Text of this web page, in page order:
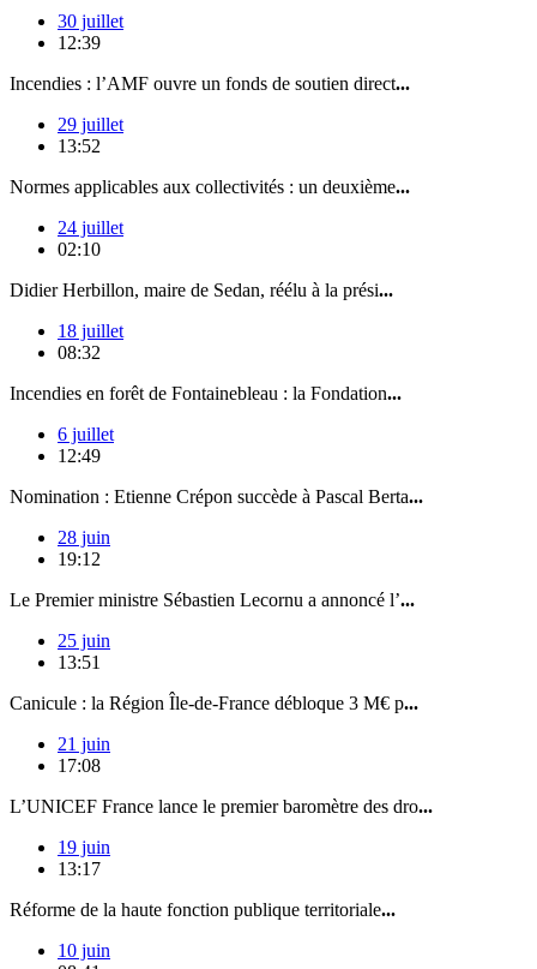
30 juillet
12:39
Incendies : l’AMF ouvre un fonds de soutien direct...
29 juillet
13:52
Normes applicables aux collectivités : un deuxième...
24 juillet
02:10
Didier Herbillon, maire de Sedan, réélu à la prési...
18 juillet
08:32
Incendies en forêt de Fontainebleau : la Fondation...
6 juillet
12:49
Nomination : Etienne Crépon succède à Pascal Berta...
28 juin
19:12
Le Premier ministre Sébastien Lecornu a annoncé l’...
25 juin
13:51
Canicule : la Région Île-de-France débloque 3 M€ p...
21 juin
17:08
L’UNICEF France lance le premier baromètre des dro...
19 juin
13:17
Réforme de la haute fonction publique territoriale...
10 juin